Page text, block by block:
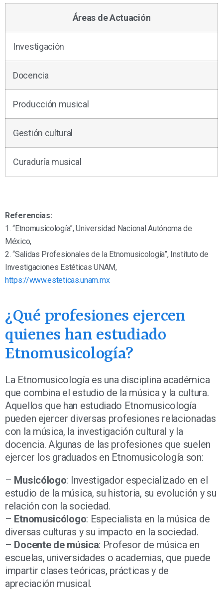
Áreas de Actuación
Investigación
Docencia
Producción musical
Gestión cultural
Curaduría musical
Referencias:
1. “Etnomusicología”, Universidad Nacional Autónoma de
México,
2. “Salidas Profesionales de la Etnomusicología”, Instituto de
Investigaciones Estéticas UNAM,
https://www.esteticas.unam.mx
¿Qué profesiones ejercen
quienes han estudiado
Etnomusicología?
La Etnomusicología es una disciplina académica
que combina el estudio de la música y la cultura.
Aquellos que han estudiado Etnomusicología
pueden ejercer diversas profesiones relacionadas
con la música, la investigación cultural y la
docencia. Algunas de las profesiones que suelen
ejercer los graduados en Etnomusicología son:
– Musicólogo: Investigador especializado en el
estudio de la música, su historia, su evolución y su
relación con la sociedad.
– Etnomusicólogo: Especialista en la música de
diversas culturas y su impacto en la sociedad.
– Docente de música: Profesor de música en
escuelas, universidades o academias, que puede
impartir clases teóricas, prácticas y de
apreciación musical.